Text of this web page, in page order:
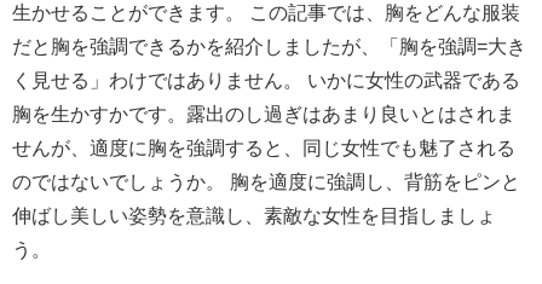
生かせることができます。 この記事では、胸をどんな服装
だと胸を強調できるかを紹介しましたが、「胸を強調=大き
く見せる」わけではありません。 いかに女性の武器である
胸を生かすかです。露出のし過ぎはあまり良いとはされま
せんが、適度に胸を強調すると、同じ女性でも魅了される
のではないでしょうか。 胸を適度に強調し、背筋をピンと
伸ばし美しい姿勢を意識し、素敵な女性を目指しましょ
う。